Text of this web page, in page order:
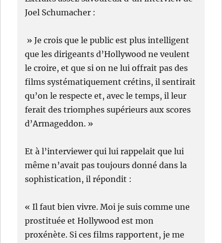
Joel Schumacher :
» Je crois que le public est plus intelligent
que les dirigeants d’Hollywood ne veulent
le croire, et que si on ne lui offrait pas des
films systématiquement crétins, il sentirait
qu’on le respecte et, avec le temps, il leur
ferait des triomphes supérieurs aux scores
d’Armageddon. »
Et à l’interviewer qui lui rappelait que lui
même n’avait pas toujours donné dans la
sophistication, il répondit :
« Il faut bien vivre. Moi je suis comme une
prostituée et Hollywood est mon
proxénète. Si ces films rapportent, je me